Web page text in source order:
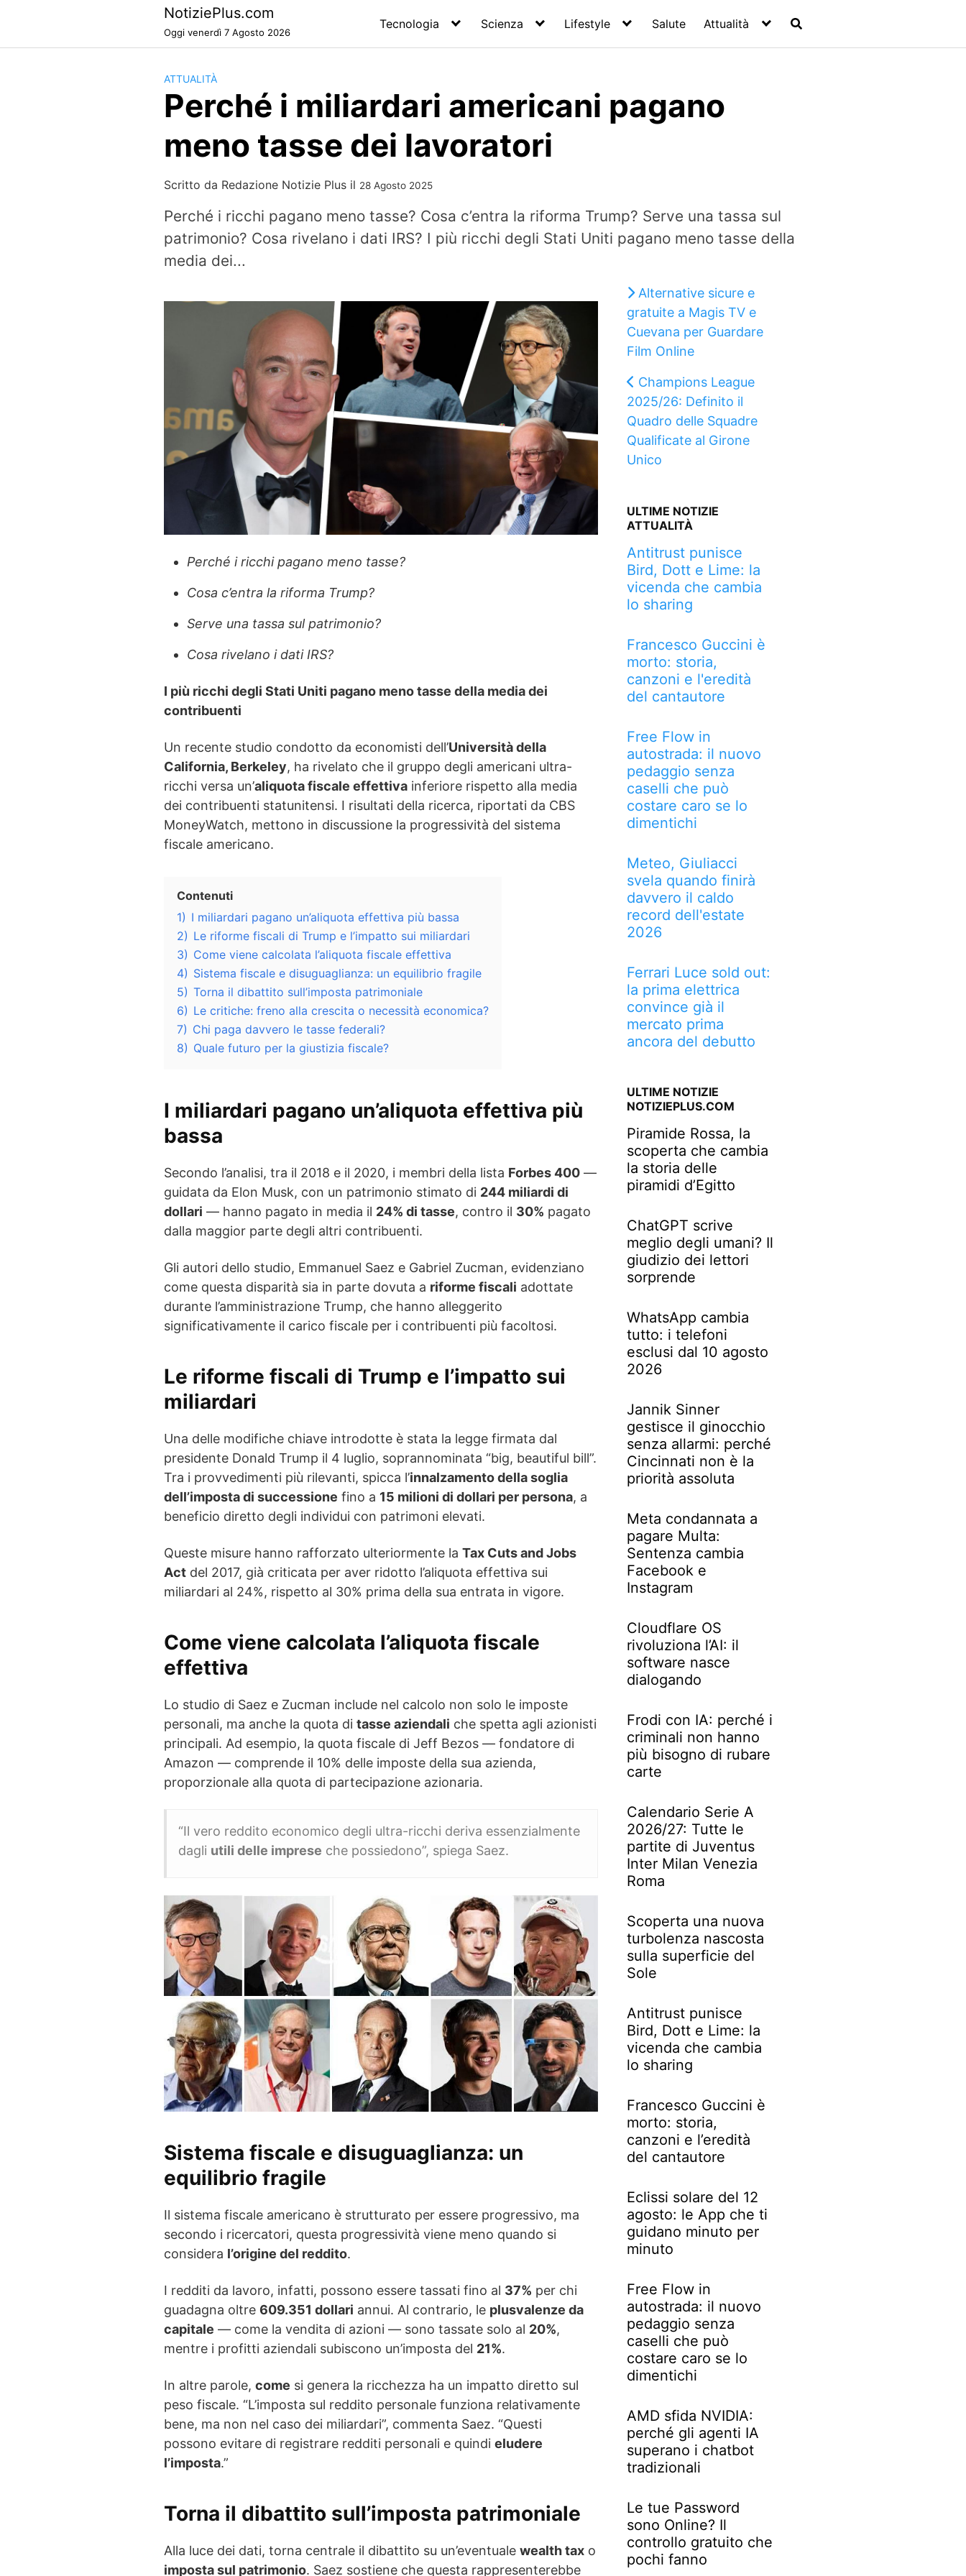
NotiziePlus.com
Oggi venerdì 7 Agosto 2026
Tecnologia Scienza Lifestyle Salute Attualità
ATTUALITÀ
Perché i miliardari americani pagano
meno tasse dei lavoratori
Scritto da Redazione Notizie Plus il 28 Agosto 2025
Perché i ricchi pagano meno tasse? Cosa c’entra la riforma Trump? Serve una tassa sul
patrimonio? Cosa rivelano i dati IRS? I più ricchi degli Stati Uniti pagano meno tasse della
media dei...
Perché i ricchi pagano meno tasse?
Cosa c’entra la riforma Trump?
Serve una tassa sul patrimonio?
Cosa rivelano i dati IRS?
I più ricchi degli Stati Uniti pagano meno tasse della media dei
contribuenti
Un recente studio condotto da economisti dell’Università della
California, Berkeley, ha rivelato che il gruppo degli americani ultra-
ricchi versa un’aliquota fiscale effettiva inferiore rispetto alla media
dei contribuenti statunitensi. I risultati della ricerca, riportati da CBS
MoneyWatch, mettono in discussione la progressività del sistema
fiscale americano.
Contenuti
1) I miliardari pagano un’aliquota effettiva più bassa
2) Le riforme fiscali di Trump e l’impatto sui miliardari
3) Come viene calcolata l’aliquota fiscale effettiva
4) Sistema fiscale e disuguaglianza: un equilibrio fragile
5) Torna il dibattito sull’imposta patrimoniale
6) Le critiche: freno alla crescita o necessità economica?
7) Chi paga davvero le tasse federali?
8) Quale futuro per la giustizia fiscale?
I miliardari pagano un’aliquota effettiva più
bassa
Secondo l’analisi, tra il 2018 e il 2020, i membri della lista Forbes 400 —
guidata da Elon Musk, con un patrimonio stimato di 244 miliardi di
dollari — hanno pagato in media il 24% di tasse, contro il 30% pagato
dalla maggior parte degli altri contribuenti.
Gli autori dello studio, Emmanuel Saez e Gabriel Zucman, evidenziano
come questa disparità sia in parte dovuta a riforme fiscali adottate
durante l’amministrazione Trump, che hanno alleggerito
significativamente il carico fiscale per i contribuenti più facoltosi.
Le riforme fiscali di Trump e l’impatto sui
miliardari
Una delle modifiche chiave introdotte è stata la legge firmata dal
presidente Donald Trump il 4 luglio, soprannominata “big, beautiful bill”.
Tra i provvedimenti più rilevanti, spicca l’innalzamento della soglia
dell’imposta di successione fino a 15 milioni di dollari per persona, a
beneficio diretto degli individui con patrimoni elevati.
Queste misure hanno rafforzato ulteriormente la Tax Cuts and Jobs
Act del 2017, già criticata per aver ridotto l’aliquota effettiva sui
miliardari al 24%, rispetto al 30% prima della sua entrata in vigore.
Come viene calcolata l’aliquota fiscale
effettiva
Lo studio di Saez e Zucman include nel calcolo non solo le imposte
personali, ma anche la quota di tasse aziendali che spetta agli azionisti
principali. Ad esempio, la quota fiscale di Jeff Bezos — fondatore di
Amazon — comprende il 10% delle imposte della sua azienda,
proporzionale alla quota di partecipazione azionaria.
“Il vero reddito economico degli ultra-ricchi deriva essenzialmente
dagli utili delle imprese che possiedono”, spiega Saez.
Sistema fiscale e disuguaglianza: un
equilibrio fragile
Il sistema fiscale americano è strutturato per essere progressivo, ma
secondo i ricercatori, questa progressività viene meno quando si
considera l’origine del reddito.
I redditi da lavoro, infatti, possono essere tassati fino al 37% per chi
guadagna oltre 609.351 dollari annui. Al contrario, le plusvalenze da
capitale — come la vendita di azioni — sono tassate solo al 20%,
mentre i profitti aziendali subiscono un’imposta del 21%.
In altre parole, come si genera la ricchezza ha un impatto diretto sul
peso fiscale. “L’imposta sul reddito personale funziona relativamente
bene, ma non nel caso dei miliardari”, commenta Saez. “Questi
possono evitare di registrare redditi personali e quindi eludere
l’imposta.”
Torna il dibattito sull’imposta patrimoniale
Alla luce dei dati, torna centrale il dibattito su un’eventuale wealth tax o
imposta sul patrimonio. Saez sostiene che questa rappresenterebbe
Alternative sicure e
gratuite a Magis TV e
Cuevana per Guardare
Film Online
Champions League
2025/26: Definito il
Quadro delle Squadre
Qualificate al Girone
Unico
ULTIME NOTIZIE
ATTUALITÀ
Antitrust punisce
Bird, Dott e Lime: la
vicenda che cambia
lo sharing
Francesco Guccini è
morto: storia,
canzoni e l'eredità
del cantautore
Free Flow in
autostrada: il nuovo
pedaggio senza
caselli che può
costare caro se lo
dimentichi
Meteo, Giuliacci
svela quando finirà
davvero il caldo
record dell'estate
2026
Ferrari Luce sold out:
la prima elettrica
convince già il
mercato prima
ancora del debutto
ULTIME NOTIZIE
NOTIZIEPLUS.COM
Piramide Rossa, la
scoperta che cambia
la storia delle
piramidi d’Egitto
ChatGPT scrive
meglio degli umani? Il
giudizio dei lettori
sorprende
WhatsApp cambia
tutto: i telefoni
esclusi dal 10 agosto
2026
Jannik Sinner
gestisce il ginocchio
senza allarmi: perché
Cincinnati non è la
priorità assoluta
Meta condannata a
pagare Multa:
Sentenza cambia
Facebook e
Instagram
Cloudflare OS
rivoluziona l’AI: il
software nasce
dialogando
Frodi con IA: perché i
criminali non hanno
più bisogno di rubare
carte
Calendario Serie A
2026/27: Tutte le
partite di Juventus
Inter Milan Venezia
Roma
Scoperta una nuova
turbolenza nascosta
sulla superficie del
Sole
Antitrust punisce
Bird, Dott e Lime: la
vicenda che cambia
lo sharing
Francesco Guccini è
morto: storia,
canzoni e l’eredità
del cantautore
Eclissi solare del 12
agosto: le App che ti
guidano minuto per
minuto
Free Flow in
autostrada: il nuovo
pedaggio senza
caselli che può
costare caro se lo
dimentichi
AMD sfida NVIDIA:
perché gli agenti IA
superano i chatbot
tradizionali
Le tue Password
sono Online? Il
controllo gratuito che
pochi fanno